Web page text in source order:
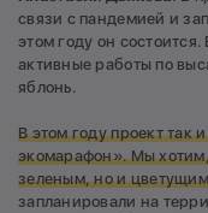
связи с пандемией и
этом году он
активные работы по
яблонь.
В этом году проект так
экомарафон». Мы
зеленым, но и
запланировали на